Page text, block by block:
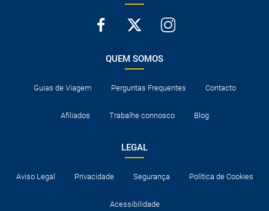
QUEM SOMOS
Guias de Viagem Perguntas Frequentes Contacto
Afiliados Trabalhe connosco Blog
LEGAL
Aviso Legal Privacidade Segurança Política de Cookies
Acessibilidade